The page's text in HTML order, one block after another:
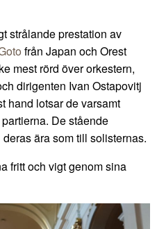
strålande prestation av
från Japan och Orest
mest rörd över orkestern,
dirigenten Ivan Ostapovitj
hand lotsar de varsamt
De stående
ära som till solisternas.
fritt och vigt genom sina